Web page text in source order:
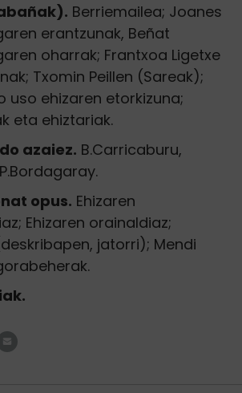
Berriemailea; Joanes
erantzunak, Beñat
oharrak; Frantxoa Ligetxe
Txomin Peillen (Sareak);
uso ehizaren etorkizuna;
eta ehiztariak.
azaiez. B.Carricaburu,
opus. Ehizaren
Ehizaren orainaldiaz;
jatorri); Mendi